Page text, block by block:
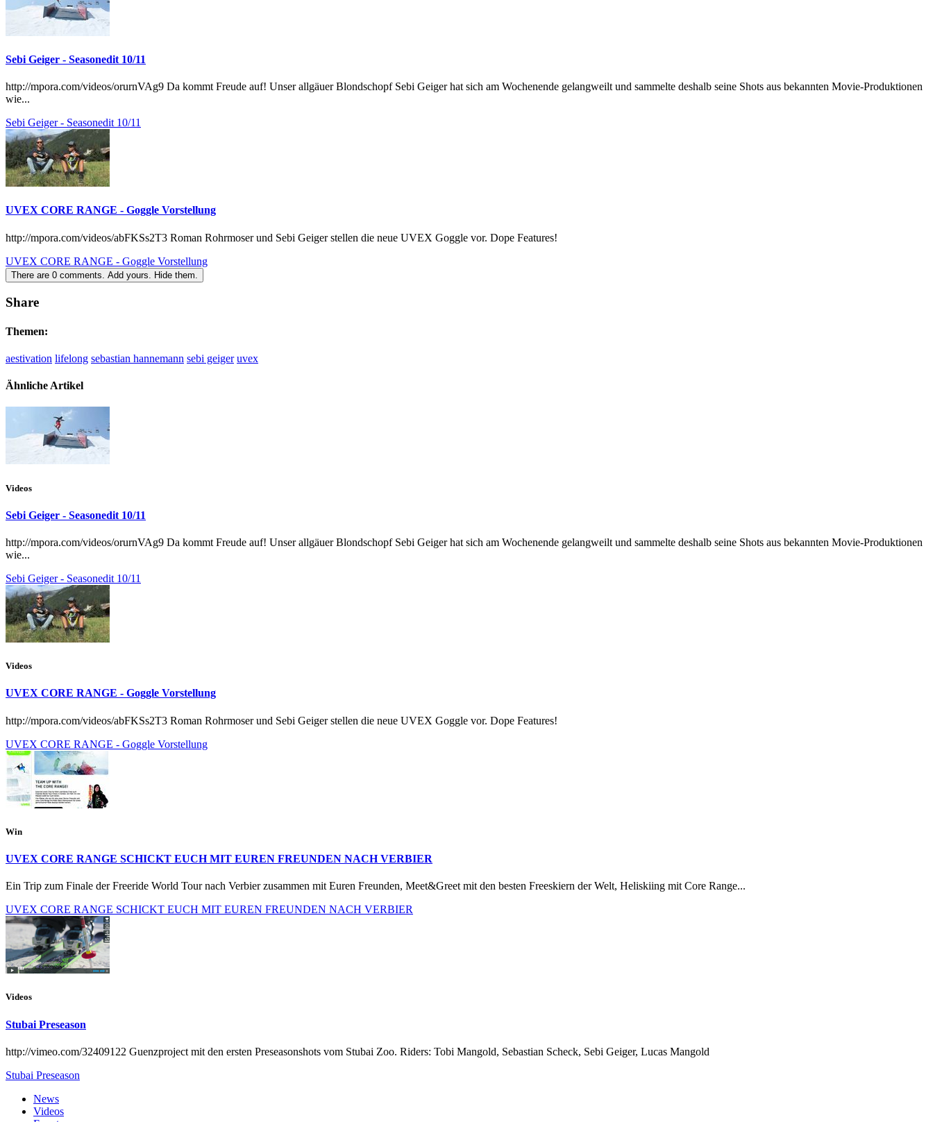
Sebi Geiger - Seasonedit 10/11
http://mpora.com/videos/orurnVAg9 Da kommt Freude auf! Unser allgäuer Blondschopf Sebi Geiger hat sich am Wochenende gelangweilt und sammelte deshalb seine Shots aus bekannten Movie-Produktionen
wie...
Sebi Geiger - Seasonedit 10/11
UVEX CORE RANGE - Goggle Vorstellung
http://mpora.com/videos/abFKSs2T3 Roman Rohrmoser und Sebi Geiger stellen die neue UVEX Goggle vor. Dope Features!
UVEX CORE RANGE - Goggle Vorstellung
There are 0 comments. Add yours. Hide them.
Share
Themen:
aestivation lifelong sebastian hannemann sebi geiger uvex
Ähnliche Artikel
Videos
Sebi Geiger - Seasonedit 10/11
http://mpora.com/videos/orurnVAg9 Da kommt Freude auf! Unser allgäuer Blondschopf Sebi Geiger hat sich am Wochenende gelangweilt und sammelte deshalb seine Shots aus bekannten Movie-Produktionen
wie...
Sebi Geiger - Seasonedit 10/11
Videos
UVEX CORE RANGE - Goggle Vorstellung
http://mpora.com/videos/abFKSs2T3 Roman Rohrmoser und Sebi Geiger stellen die neue UVEX Goggle vor. Dope Features!
UVEX CORE RANGE - Goggle Vorstellung
Win
UVEX CORE RANGE SCHICKT EUCH MIT EUREN FREUNDEN NACH VERBIER
Ein Trip zum Finale der Freeride World Tour nach Verbier zusammen mit Euren Freunden, Meet&Greet mit den besten Freeskiern der Welt, Heliskiing mit Core Range...
UVEX CORE RANGE SCHICKT EUCH MIT EUREN FREUNDEN NACH VERBIER
Videos
Stubai Preseason
http://vimeo.com/32409122 Guenzproject mit den ersten Preseasonshots vom Stubai Zoo. Riders: Tobi Mangold, Sebastian Scheck, Sebi Geiger, Lucas Mangold
Stubai Preseason
News
Videos